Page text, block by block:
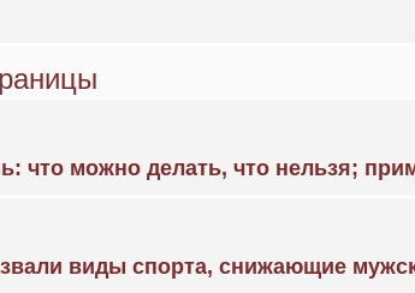
что можно делать, что нельзя;
виды спорта, снижающие